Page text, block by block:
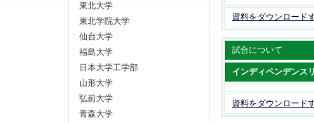
東北大学
東北学院大学
仙台大学
福島大学
日本大学工学部
山形大学
弘前大学
青森大学
資料をダウンロード
試合について
インディペンデンス
資料をダウンロード